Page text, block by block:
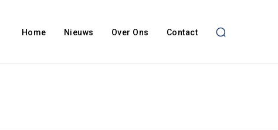
Home Nieuws Over Ons Contact